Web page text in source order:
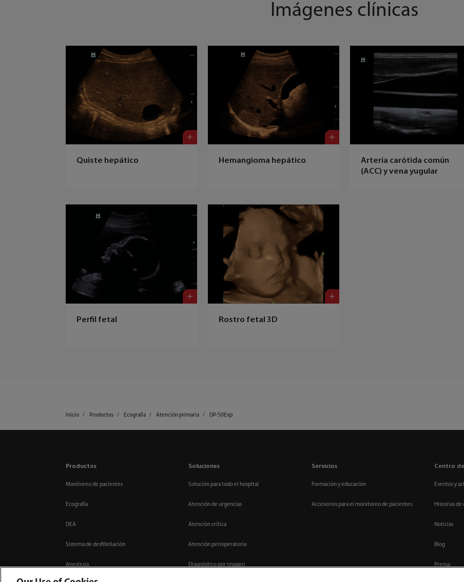
Imágenes clínicas
Quiste hepático Hemangioma hepático
Arteria carótida común
(ACC) y vena yugular
Perfil fetal Rostro fetal 3D
Inicio Productos Ecografía Atención primaria DP-50Exp
Productos
Monitoreo de pacientes
Ecografía
DEA
Sistema de desfibrilación
Anestesia
Soluciones
Solución para todo el hospital
Atención de urgencias
Atención crítica
Atención perioperatoria
Diagnóstico por imagen
Servicios
Formación y educación
Accesorios para el monitoreo de pacientes
Centro
Eventos y
Historias de
Noticias
Blog
Prensa